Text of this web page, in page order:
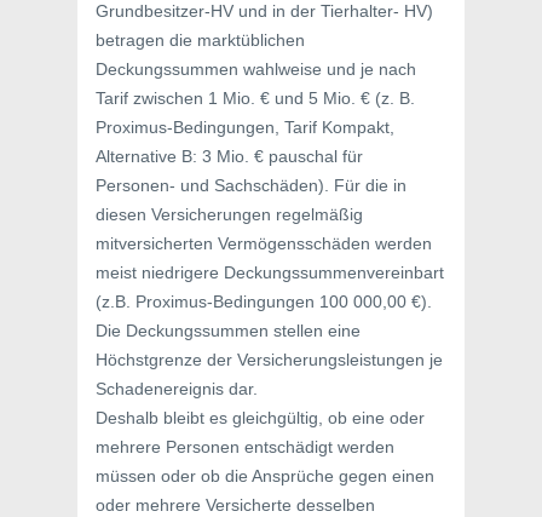
Grundbesitzer-HV und in der Tierhalter- HV)
betragen die marktüblichen
Deckungssummen wahlweise und je nach
Tarif zwischen 1 Mio. € und 5 Mio. € (z. B.
Proximus-Bedingungen, Tarif Kompakt,
Alternative B: 3 Mio. € pauschal für
Personen- und Sachschäden). Für die in
diesen Versicherungen regelmäßig
mitversicherten Vermögensschäden werden
meist niedrigere Deckungssummenvereinbart
(z.B. Proximus-Bedingungen 100 000,00 €).
Die Deckungssummen stellen eine
Höchstgrenze der Versicherungsleistungen je
Schadenereignis dar.
Deshalb bleibt es gleichgültig, ob eine oder
mehrere Personen entschädigt werden
müssen oder ob die Ansprüche gegen einen
oder mehrere Versicherte desselben